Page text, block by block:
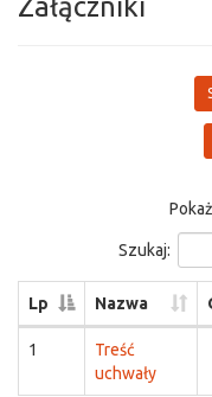
Załączniki
Pokaż
Szukaj:
Lp Nazwa
1
Treść
uchwały